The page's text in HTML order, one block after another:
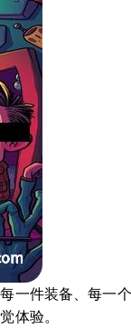
一件装备、每一
体验。